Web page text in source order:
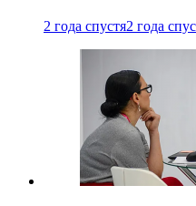
2 года спустя2 года